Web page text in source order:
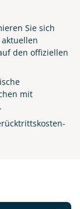
Sie sich
den offiziellen
mit